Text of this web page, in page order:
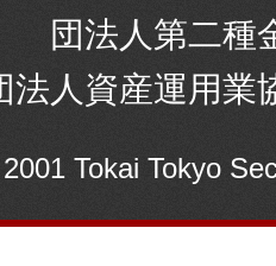
団法人第二種
法人資産運用業
Tokai Tokyo